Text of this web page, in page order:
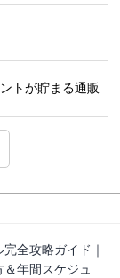
トが貯まる通販
全攻略ガイド｜
年間スケジュ